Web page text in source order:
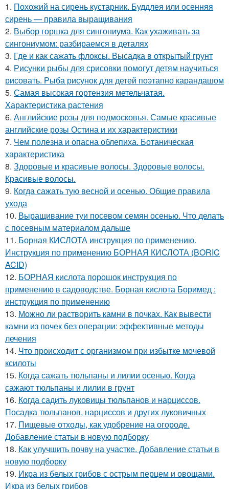
1. Похожий на сирень кустарник. Буддлея или осенняя
сирень — правила выращивания
2. Выбор горшка для сингониума. Как ухаживать за
сингониумом: разбираемся в деталях
3. Где и как сажать флоксы. Высадка в открытый грунт
4. Рисунки рыбы для срисовки помогут детям научиться
рисовать. Рыба рисунок для детей поэтапно карандашом
5. Самая высокая гортензия метельчатая.
Характеристика растения
6. Английские розы для подмосковья. Самые красивые
английские розы Остина и их характеристики
7. Чем полезна и опасна облепиха. Ботаническая
характеристика
8. Здоровые и красивые волосы. Здоровые волосы.
Красивые волосы.
9. Когда сажать тую весной и осенью. Общие правила
ухода
10. Выращивание туи посевом семян осенью. Что делать
с посевным материалом дальше
11. Борная КИСЛОТА инструкция по применению.
Инструкция по применению БОРНАЯ КИСЛОТА (BORIC
ACID)
12. БОРНАЯ кислота порошок инструкция по
применению в садоводстве. Борная кислота Боримед :
инструкция по применению
13. Можно ли растворить камни в почках. Как вывести
камни из почек без операции: эффективные методы
лечения
14. Что происходит с организмом при избытке мочевой
ксилоты
15. Когда сажать тюльпаны и лилии осенью. Когда
сажают тюльпаны и лилии в грунт
16. Когда садить луковицы тюльпанов и нарциссов.
Посадка тюльпанов, нарциссов и других луковичных
17. Пищевые отходы, как удобрение на огороде.
Добавление статьи в новую подборку
18. Как улучшить почву на участке. Добавление статьи в
новую подборку
19. Икра из белых грибов с острым перцем и овощами.
Икра из белых грибов